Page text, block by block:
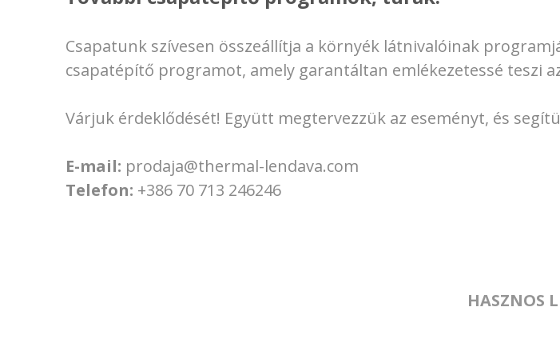
Csapatunk szívesen összeállítja a környék látnivalóinak
csapatépítő programot, amely garantáltan emlékezetessé teszi
Várjuk érdeklődését! Együtt megtervezzük az eseményt, és
E-mail: prodaja@thermal-lendava.com
Telefon: +386 70 713 246246
HASZNOS